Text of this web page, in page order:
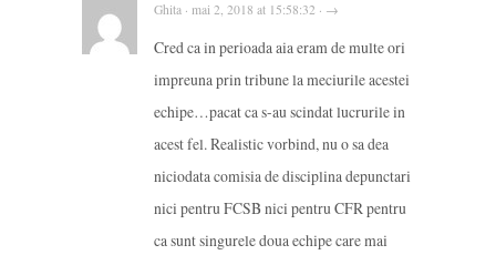
Ghita · mai 2, 2018 at 15:58:32 · →
Cred ca in perioada aia eram de multe ori
impreuna prin tribune la meciurile acestei
echipe…pacat ca s-au scindat lucrurile in
acest fel. Realistic vorbind, nu o sa dea
niciodata comisia de disciplina depunctari
nici pentru FCSB nici pentru CFR pentru
ca sunt singurele doua echipe care mai